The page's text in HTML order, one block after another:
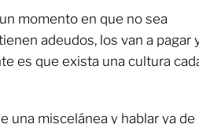
momento en que no sea
adeudos, los van a pagar
es que exista una cultura
una miscelánea y hablar ya de